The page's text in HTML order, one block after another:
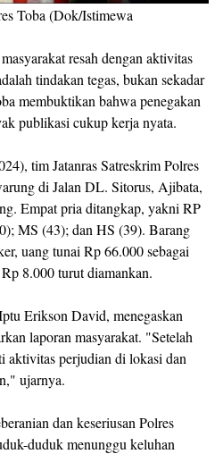
Toba (Dok/Istimewa
resah dengan aktivitas
tindakan tegas, bukan sekadar
membuktikan bahwa penegakan
publikasi cukup kerja nyata.
tim Jatanras Satreskrim Polres
di Jalan DL. Sitorus, Ajibata,
Empat pria ditangkap, yakni RP
MS (43); dan HS (39). Barang
uang tunai Rp 66.000 sebagai
8.000 turut diamankan.
Erikson David, menegaskan
laporan masyarakat. "Setelah
aktivitas perjudian di lokasi dan
ujarnya.
dan keseriusan Polres
duduk menunggu keluhan